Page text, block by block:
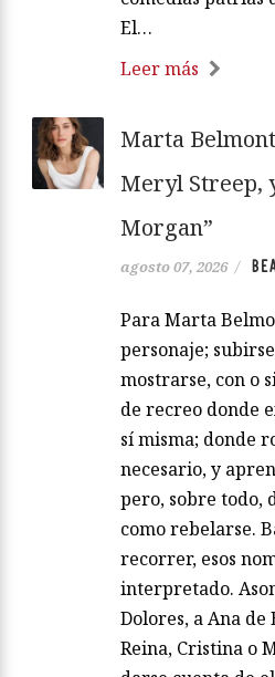
El…
Leer más
Marta
Meryl Streep,
Morgan”
agosto 07, 2026 /
Para Marta
personaje;
mostrarse, con o
de recreo donde
sí misma; donde
necesario, y
pero, sobre todo,
como rebelarse.
recorrer, esos
interpretado.
Dolores, a Ana
Reina, Cristina o